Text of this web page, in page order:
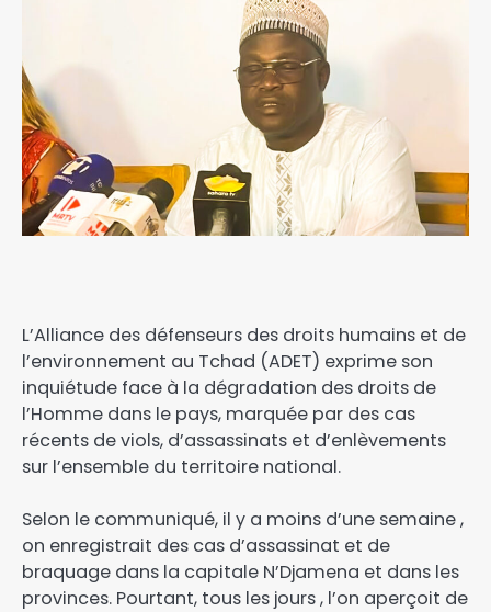
L’Alliance des défenseurs des droits humains et de
l’environnement au Tchad (ADET) exprime son
inquiétude face à la dégradation des droits de
l’Homme dans le pays, marquée par des cas
récents de viols, d’assassinats et d’enlèvements
sur l’ensemble du territoire national.
Selon le communiqué, il y a moins d’une semaine ,
on enregistrait des cas d’assassinat et de
braquage dans la capitale N’Djamena et dans les
provinces. Pourtant, tous les jours , l’on aperçoit de